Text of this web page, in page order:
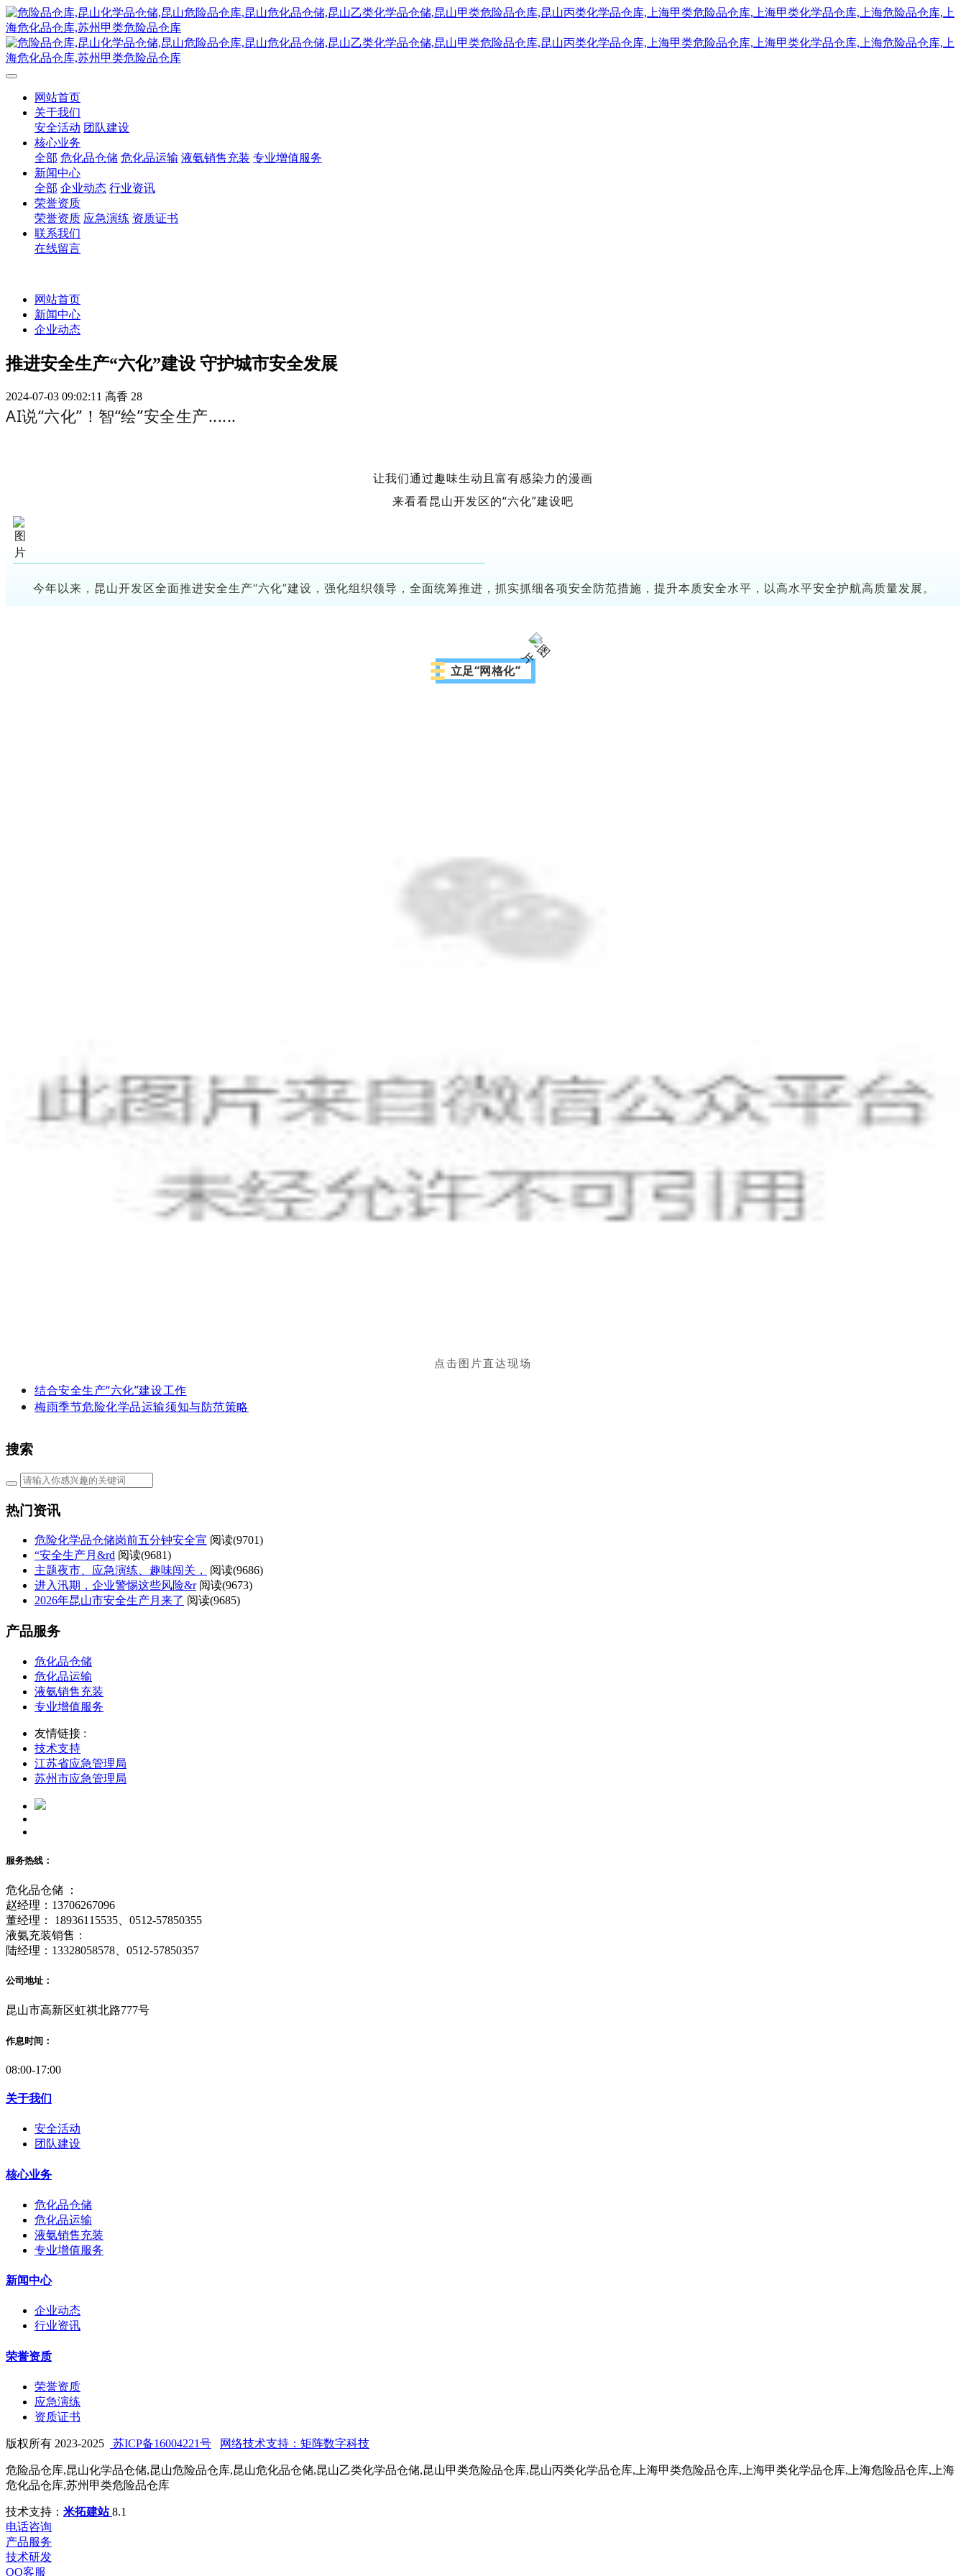
网站首页
关于我们
安全活动 团队建设
核心业务
全部 危化品仓储 危化品运输 液氨销售充装 专业增值服务
新闻中心
全部 企业动态 行业资讯
荣誉资质
荣誉资质 应急演练 资质证书
联系我们
在线留言
网站首页
新闻中心
企业动态
推进安全生产“六化”建设 守护城市安全发展
2024-07-03 09:02:11 高香 28
AI说“六化”！智“绘”安全生产......
让我们通过趣味生动且富有感染力的漫画
来看看昆山开发区的“六化”建设吧
今年以来，昆山开发区全面推进安全生产“六化”建设，强化组织领导，全面统筹推进，抓实抓细各项安全防范措施，提升本质安全水平，以高水平安全护航高质量发展。
立足“网格化”
点击图片直达现场
结合安全生产“六化”建设工作
​梅雨季节危险化学品运输须知与防范策略
搜索
热门资讯
危险化学品仓储岗前五分钟安全宣 阅读(9701)
“安全生产月&rd 阅读(9681)
主题夜市、应急演练、趣味闯关，
阅读(9686)
进入汛期，企业警惕这些风险&r 阅读(9673)
2026年昆山市安全生产月来了 阅读(9685)
产品服务
危化品仓储
危化品运输
液氨销售充装
专业增值服务
友情链接 :
技术支持
江苏省应急管理局
苏州市应急管理局
服务热线：
危化品仓储 ：
赵经理：13706267096
董经理： 18936115535、0512-57850355
液氨充装销售：
陆经理：13328058578、0512-57850357
公司地址：
昆山市高新区虹祺北路777号
作息时间：
08:00-17:00
关于我们
安全活动
团队建设
核心业务
危化品仓储
危化品运输
液氨销售充装
专业增值服务
新闻中心
企业动态
行业资讯
荣誉资质
荣誉资质
应急演练
资质证书
版权所有 2023-2025 苏ICP备16004221号 网络技术支持：矩阵数字科技
危险品仓库,昆山化学品仓储,昆山危险品仓库,昆山危化品仓储,昆山乙类化学品仓储,昆山甲类危险品仓库,昆山丙类化学品仓库,上海甲类危险品仓库,上海甲类化学品仓库,上海危险品仓库,上海
危化品仓库,苏州甲类危险品仓库
技术支持： 米拓建站8.1
电话咨询
产品服务
技术研发
QQ客服